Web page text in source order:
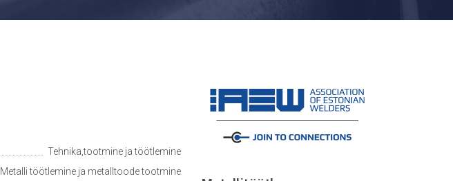
Tehnika,tootmine ja töötlemine
Metalli töötlemine ja metalltoode tootmine